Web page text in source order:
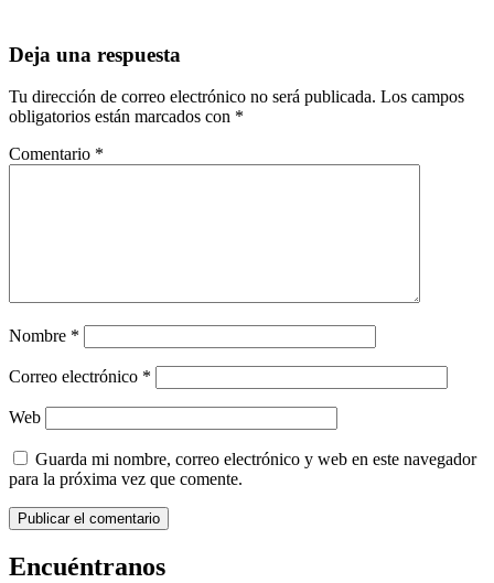
Deja una respuesta
Tu dirección de correo electrónico no será publicada. Los campos
obligatorios están marcados con *
Comentario *
Nombre *
Correo electrónico *
Web
Guarda mi nombre, correo electrónico y web en este navegador
para la próxima vez que comente.
Encuéntranos